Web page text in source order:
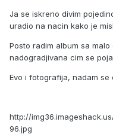
Ja se iskreno divim
uradio na nacin kako je
Posto radim album sa
nadogradjivana cim se
Evo i fotografija, nadam se
http://
96.jpg